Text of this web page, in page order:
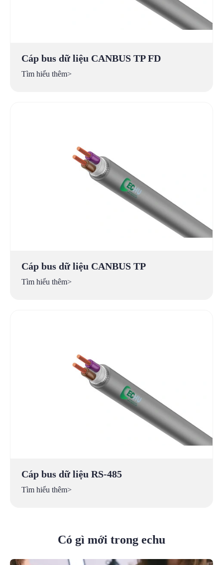
Cáp bus dữ liệu CANBUS TP FD
Tìm hiểu thêm>
Cáp bus dữ liệu CANBUS TP
Tìm hiểu thêm>
Cáp bus dữ liệu RS-485
Tìm hiểu thêm>
Có gì mới trong echu